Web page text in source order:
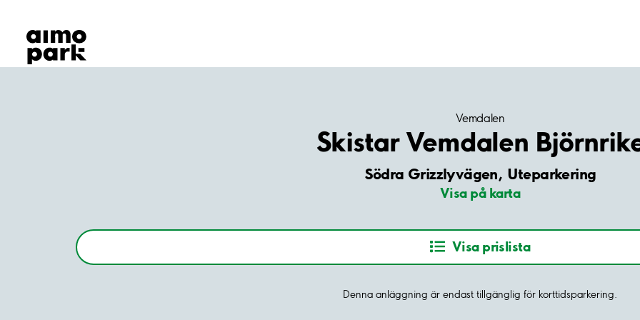
Hitta parkering
Samarbete
Kundservice
Vemdalen
Skistar Vemdalen
Södra Grizzlyvägen, Uteparkering
Visa på karta
Visa prislista
Denna anläggning är endast tillgänglig för korttidsparkering.